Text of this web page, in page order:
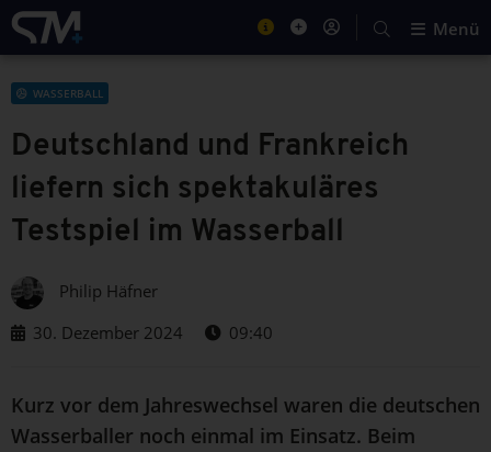
Menü
WASSERBALL
Deutschland und Frankreich
liefern sich spektakuläres
Testspiel im Wasserball
Philip Häfner
30. Dezember 2024
09:40
Kurz vor dem Jahreswechsel waren die deutschen
Wasserballer noch einmal im Einsatz. Beim